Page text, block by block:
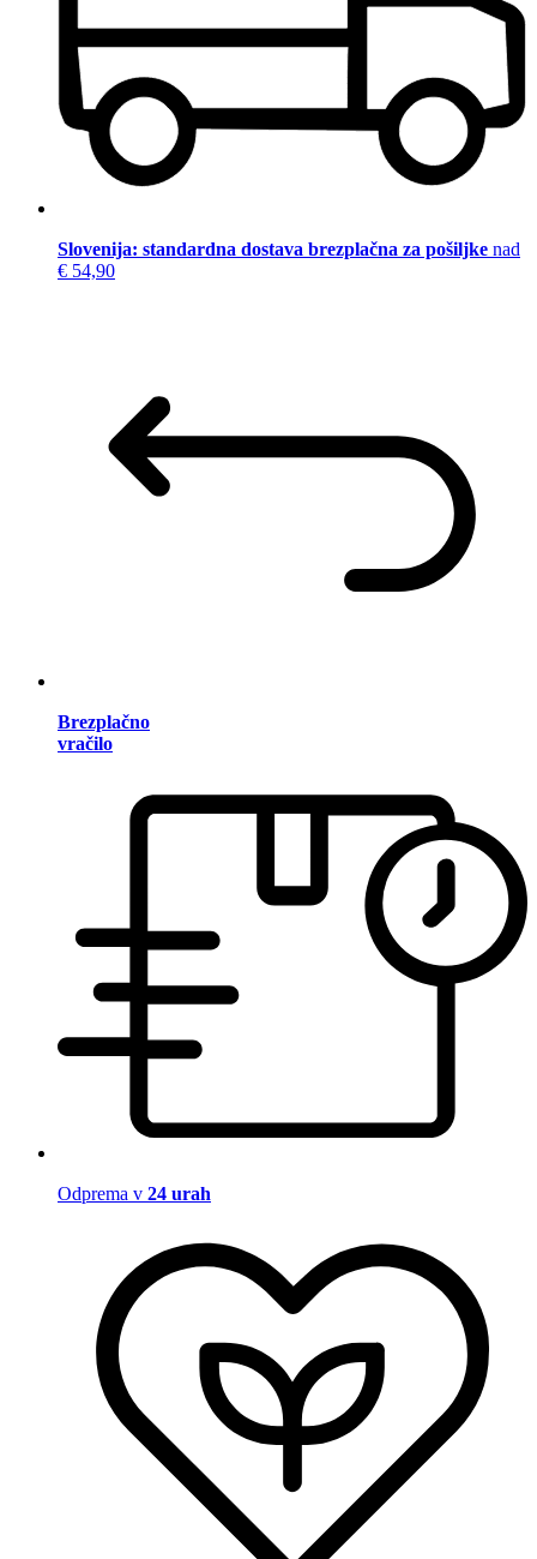
Slovenija: standardna dostava brezplačna za pošiljke nad
€ 54,90
Brezplačno
vračilo
Odprema v 24 urah